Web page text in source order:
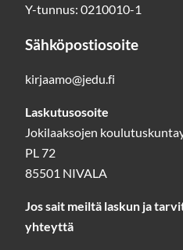
Y-tunnus: 0210010-1
Sähköpostiosoite
kirjaamo@jedu.fi
Laskutusosoite
Jokilaaksojen
PL 72
85501 NIVALA
Jos sait meiltä laskun ja
yhteyttä